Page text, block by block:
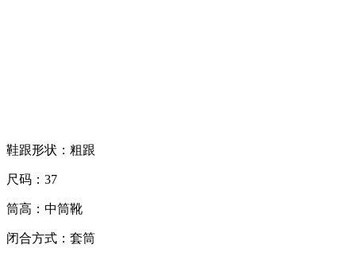
鞋跟形状：粗跟
尺码：37
筒高：中筒靴
闭合方式：套筒